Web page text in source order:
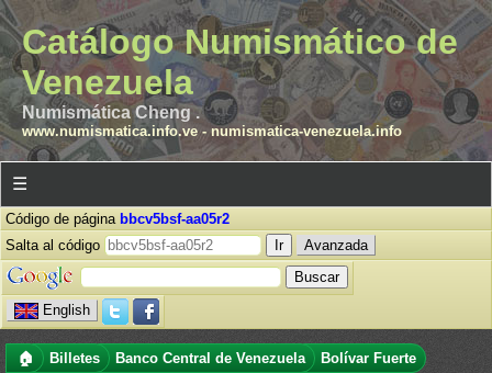
Catálogo Numismático de
Venezuela
Numismática Cheng .
www.numismatica.info.ve- numismatica-venezuela.info
☰
Código de página bbcv5bsf-aa05r2
Salta al código
Avanzada
English
🏠 Billetes Banco Central de Venezuela
Bolívar Fuerte